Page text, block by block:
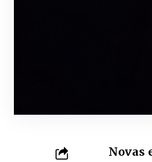
Novas